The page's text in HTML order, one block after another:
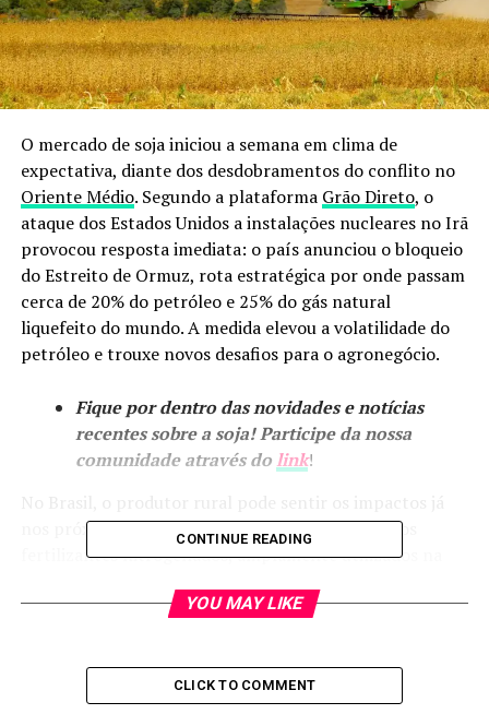
O mercado de soja iniciou a semana em clima de
expectativa, diante dos desdobramentos do conflito no
Oriente Médio. Segundo a plataforma Grão Direto, o
ataque dos Estados Unidos a instalações nucleares no Irã
provocou resposta imediata: o país anunciou o bloqueio
do Estreito de Ormuz, rota estratégica por onde passam
cerca de 20% do petróleo e 25% do gás natural
liquefeito do mundo. A medida elevou a volatilidade do
petróleo e trouxe novos desafios para o agronegócio.
Fique por dentro das novidades e notícias
recentes sobre a soja! Participe da nossa
comunidade através do link!
nos próximos dias, principalmente nos preços dos
fertilizantes nitrogenados, amplamente utilizados na
exportadores desse insumo, com cerca de 5 milhões de
projeta alta nos custos de produção.
CONTINUE READING
YOU MAY LIKE
CLICK TO COMMENT